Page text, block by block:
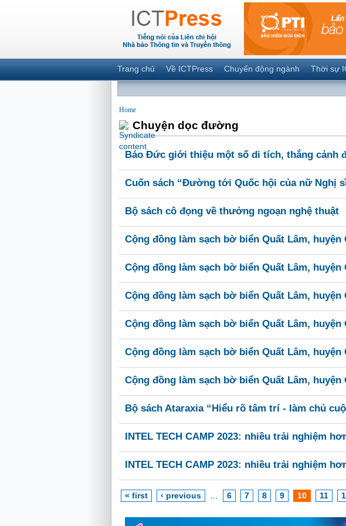
Trang chủ Về ICTPress Chuyển động ngành Thời sự
Home
Chuyện dọc đường
Báo Đức giới thiệu một số di tích, thắng cảnh
Cuốn sách “Đường tới Quốc hội của nữ Nghị
Bộ sách cô đọng về thưởng ngoạn nghệ thuật
Cộng đồng làm sạch bờ biển Quất Lâm,
Cộng đồng làm sạch bờ biển Quất Lâm,
Cộng đồng làm sạch bờ biển Quất Lâm,
Cộng đồng làm sạch bờ biển Quất Lâm,
Cộng đồng làm sạch bờ biển Quất Lâm,
Cộng đồng làm sạch bờ biển Quất Lâm,
Bộ sách Ataraxia “Hiểu rõ tâm trí - làm chủ
INTEL TECH CAMP 2023: nhiều trải nghiệm
INTEL TECH CAMP 2023: nhiều trải nghiệm
« first ‹ previous 6 7 8 9 10 11